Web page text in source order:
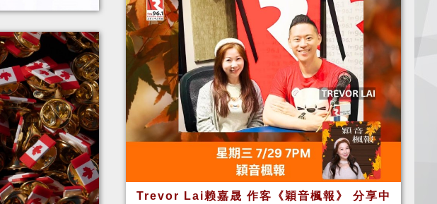
Trevor Lai赖嘉晟 作客《穎音楓報》 分享中